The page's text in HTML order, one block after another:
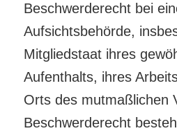
Beschwerderecht bei
Aufsichtsbehörde,
Mitgliedstaat ihres
Aufenthalts, ihres
Orts des mutmaßlichen
Beschwerderecht